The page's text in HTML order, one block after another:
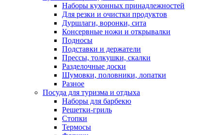
Наборы кухонных принадлежностей
Для резки и очистки продуктов
Дуршлаги, воронки, сита
Консервные ножи и открывалки
Подносы
Подставки и держатели
Прессы, толкушки, скалки
Разделочные доски
Шумовки, половники, лопатки
Разное
Посуда для туризма и отдыха
Наборы для барбекю
Решетки-гриль
Стопки
Термосы